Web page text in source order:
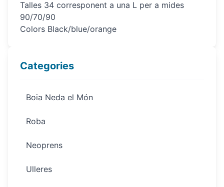
Categories
Boia Neda el Món
Roba
Neoprens
Ulleres
Talles 34 corresponent a una L per a mides
90/70/90
Colors Black/blue/orange